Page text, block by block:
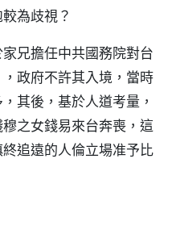
為歧視？
家兄擔任中共國務院對台
政府不許其入境，當時
其後，基於人道考量，
之女錢易來台奔喪，這
追遠的人倫立場准予比